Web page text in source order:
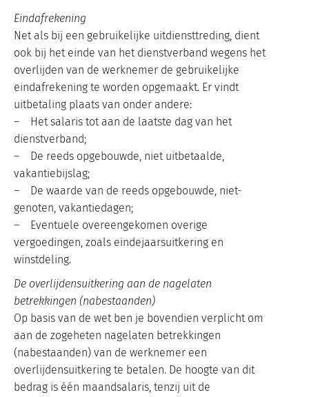
Eindafrekening
Net als bij een gebruikelijke uitdiensttreding, dient
ook bij het einde van het dienstverband wegens het
overlijden van de werknemer de gebruikelijke
eindafrekening te worden opgemaakt. Er vindt
uitbetaling plaats van onder andere:
– Het salaris tot aan de laatste dag van het
dienstverband;
– De reeds opgebouwde, niet uitbetaalde,
vakantiebijslag;
– De waarde van de reeds opgebouwde, niet-
genoten, vakantiedagen;
– Eventuele overeengekomen overige
vergoedingen, zoals eindejaarsuitkering en
winstdeling.
De overlijdensuitkering aan de nagelaten
betrekkingen (nabestaanden)
Op basis van de wet ben je bovendien verplicht om
aan de zogeheten nagelaten betrekkingen
(nabestaanden) van de werknemer een
overlijdensuitkering te betalen. De hoogte van dit
bedrag is één maandsalaris, tenzij uit de